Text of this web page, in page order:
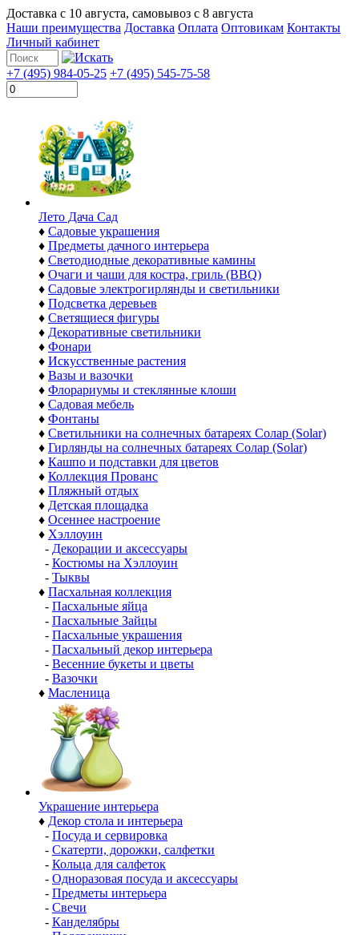
Доставка с 10 августа, самовывоз с 8 августа
Наши преимущества Доставка Оплата Оптовикам Контакты
Личный кабинет
+7 (495) 984-05-25 +7 (495) 545-75-58
Лето Дача Сад
♦ Садовые украшения
♦ Предметы дачного интерьера
♦ Светодиодные декоративные камины
♦ Очаги и чаши для костра, гриль (BBQ)
♦ Садовые электрогирлянды и светильники
♦ Подсветка деревьев
♦ Светящиеся фигуры
♦ Декоративные светильники
♦ Фонари
♦ Искусственные растения
♦ Вазы и вазочки
♦ Флорариумы и стеклянные клоши
♦ Садовая мебель
♦ Фонтаны
♦ Светильники на солнечных батареях Солар (Solar)
♦ Гирлянды на солнечных батареях Солар (Solar)
♦ Кашпо и подставки для цветов
♦ Коллекция Прованс
♦ Пляжный отдых
♦ Детская площадка
♦ Осеннее настроение
♦ Хэллоуин
- Декорации и аксессуары
- Костюмы на Хэллоуин
- Тыквы
♦ Пасхальная коллекция
- Пасхальные яйца
- Пасхальные Зайцы
- Пасхальные украшения
- Пасхальный декор интерьера
- Весенние букеты и цветы
- Вазочки
♦ Масленица
Украшение интерьера
♦ Декор стола и интерьера
- Посуда и сервировка
- Скатерти, дорожки, салфетки
- Кольца для салфеток
- Одноразовая посуда и аксессуары
- Предметы интерьера
- Свечи
- Канделябры